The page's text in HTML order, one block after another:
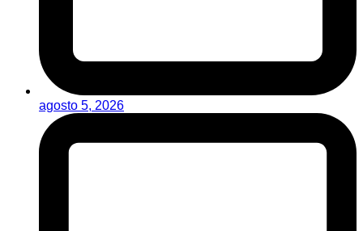
agosto 5, 2026